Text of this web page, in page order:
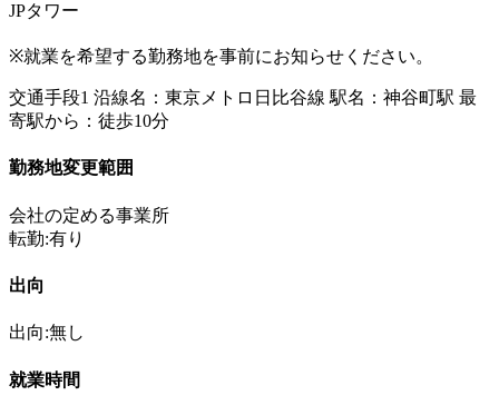
JPタワー
※就業を希望する勤務地を事前にお知らせください。
交通手段1 沿線名：東京メトロ日比谷線 駅名：神谷町駅 最
寄駅から：徒歩10分
勤務地変更範囲
会社の定める事業所
転勤:有り
出向
出向:無し
就業時間